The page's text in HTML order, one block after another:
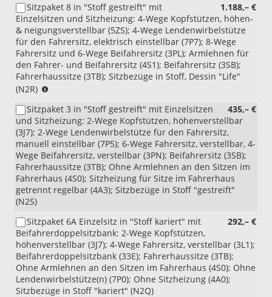
mit
4X1,
4RB,
U9D
oder
Z58,
FM4,
6N2,
6XP
und
1ME
oder
1XA
und
4Z2
4Z5)
1.188,– €
Sitzpaket 8 in "Stoff gestreift" mit
Einzelsitzen und Sitzheizung: 4-Wege Kopfstützen, höhen-
& neigungsverstellbar (5ZS); 4-Wege Lendenwirbelstütze
für den Fahrersitz, elektrisch einstellbar (7P7); 8-Wege
Fahrersitz und 6-Wege Beifahrersitz (3PL); Armlehnen für
den Fahrer- und Beifahrersitz (4S1); Beifahrersitz (3SB);
Fahrerhaussitze (3TB); Sitzbezüge in Stoff, Dessin "Life"
(N2R)
mit
1ME
oder
1XA,
4Z2
oder
4Z5,
7M4,
4RB,
FM3,
6XP)
435,– €
Sitzpaket 3 in "Stoff gestreift" mit Einzelsitzen
und Sitzheizung: 2-Wege Kopfstützen, höhenverstellbar
(3J7); 2-Wege Lendenwirbelstütze für den Fahrersitz,
manuell einstellbar (7P5); 6-Wege Fahrersitz, verstellbar, 4-
Wege Beifahrersitz, verstellbar (3PN); Beifahrersitz (3SB);
Fahrerhaussitze (3TB); Ohne Armlehnen an den Sitzen im
Fahrerhaus (4S0); Sitzheizung für Sitze im Fahrerhaus
getrennt regelbar (4A3); Sitzbezüge in Stoff "gestreift"
(N2S)
292,– €
Sitzpaket 6A Einzelsitz in "Stoff kariert" mit
Beifahrerdoppelsitzbank: 2-Wege Kopfstützen,
höhenverstellbar (3J7); 4-Wege Fahrersitz, verstellbar (3L1);
Beifahrerdoppelsitzbank (33E); Fahrerhaussitze (3TB);
Ohne Armlehnen an den Sitzen im Fahrerhaus (4S0); Ohne
Lendenwirbelstütze(n) (7P0); Ohne Sitzheizung (4A0);
Sitzbezüge in Stoff "kariert" (N2Q)